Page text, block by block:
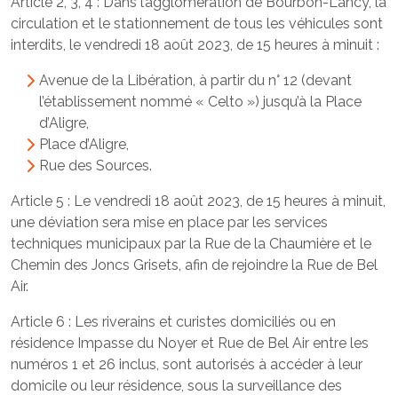
circulation et le stationnement de tous les véhicules sont
interdits, le vendredi 18 août 2023, de 15 heures à minuit :
Avenue de la Libération, à partir du n° 12 (devant
l’établissement nommé « Celto ») jusqu’à la Place
d’Aligre,
Place d’Aligre,
Rue des Sources.
Article 5 : Le vendredi 18 août 2023, de 15 heures à minuit,
une déviation sera mise en place par les services
techniques municipaux par la Rue de la Chaumière et le
Chemin des Joncs Grisets, afin de rejoindre la Rue de Bel
Air.
Article 6 : Les riverains et curistes domiciliés ou en
résidence Impasse du Noyer et Rue de Bel Air entre les
numéros 1 et 26 inclus, sont autorisés à accéder à leur
domicile ou leur résidence, sous la surveillance des